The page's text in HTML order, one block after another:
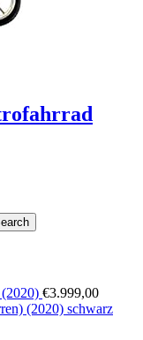
€3.999,00
(2020) schwarz